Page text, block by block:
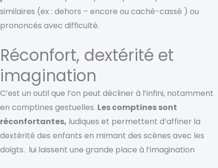
similaires (ex : dehors – encore ou caché-cassé ) ou
prononcés avec difficulté.
Réconfort, dextérité et
imagination
C’est un outil que l’on peut décliner à l’infini, notamment
en comptines gestuelles. Les comptines sont
réconfortantes, ludiques et permettent d’affiner la
dextérité des enfants en mimant des scènes avec les
doigts. lui laissent une grande place à l’imagination